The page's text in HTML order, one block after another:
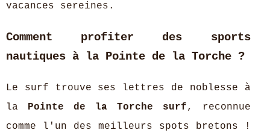
vacances sereines.
Comment profiter des sports
nautiques à la Pointe de la Torche ?
Le surf trouve ses lettres de noblesse à
la Pointe de la Torche surf, reconnue
comme l'un des meilleurs spots bretons !